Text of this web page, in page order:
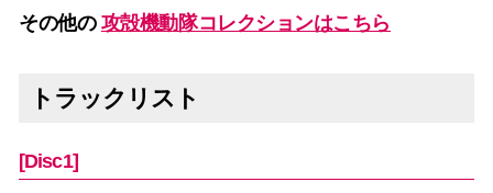
その他の 攻殻機動隊コレクションはこちら
トラックリスト
[Disc1]